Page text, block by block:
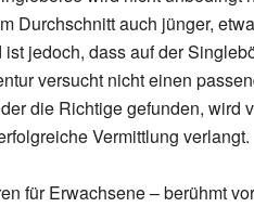
Durchschnitt auch jünger,
jedoch, dass auf der
versucht nicht einen
die Richtige gefunden,
Vermittlung verlangt.
für Erwachsene – berühmt